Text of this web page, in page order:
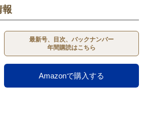
最新号、目次、バックナンバー
年間購読はこちら
Amazonで購入する